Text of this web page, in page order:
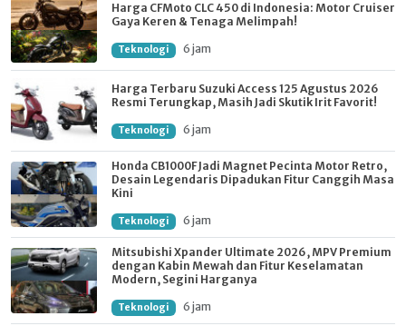
Harga CFMoto CLC 450 di Indonesia: Motor Cruiser
Gaya Keren & Tenaga Melimpah!
Teknologi 6 jam
Harga Terbaru Suzuki Access 125 Agustus 2026
Resmi Terungkap, Masih Jadi Skutik Irit Favorit!
Teknologi 6 jam
Honda CB1000F Jadi Magnet Pecinta Motor Retro,
Desain Legendaris Dipadukan Fitur Canggih Masa
Kini
Teknologi 6 jam
Mitsubishi Xpander Ultimate 2026, MPV Premium
dengan Kabin Mewah dan Fitur Keselamatan
Modern, Segini Harganya
Teknologi 6 jam